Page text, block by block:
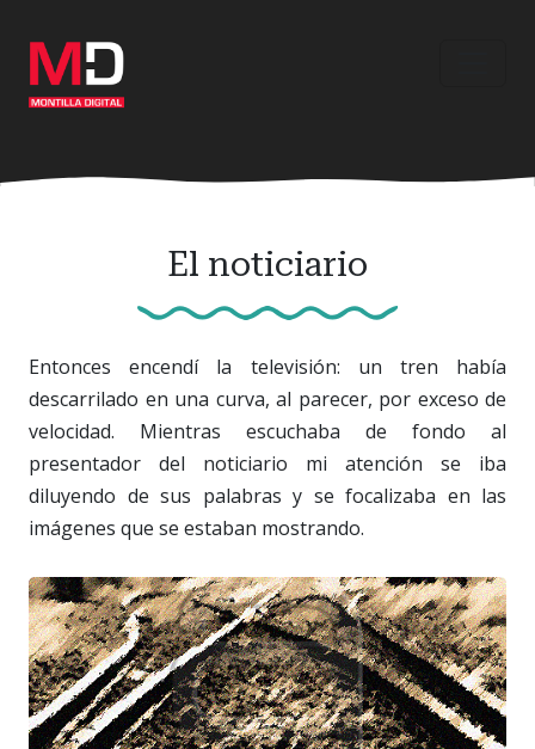
contenido
principal
El noticiario
Entonces encendí la televisión: un tren había
descarrilado en una curva, al parecer, por exceso de
velocidad. Mientras escuchaba de fondo al
presentador del noticiario mi atención se iba
diluyendo de sus palabras y se focalizaba en las
imágenes que se estaban mostrando.